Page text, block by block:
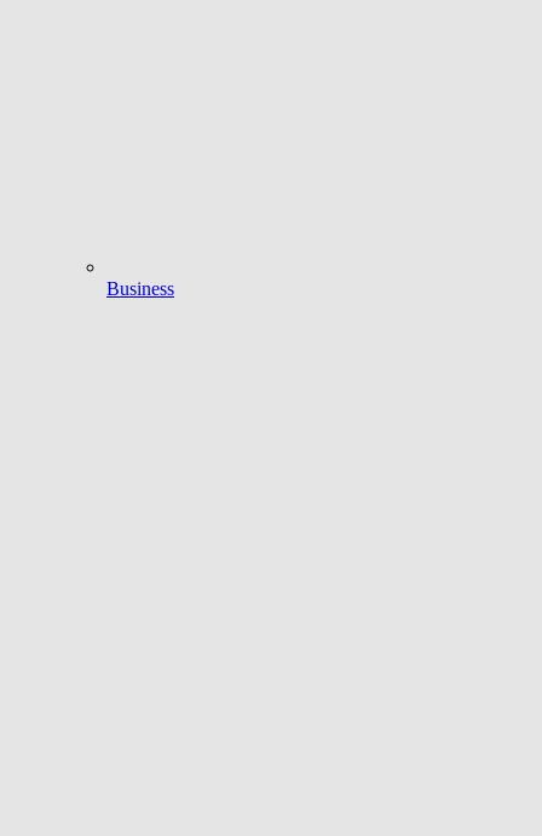
Business